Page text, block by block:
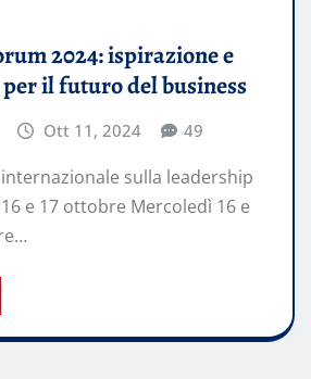
2024: ispirazione e
il futuro del business
Ott 11, 2024 49
sulla leadership
e 17 ottobre Mercoledì 16 e